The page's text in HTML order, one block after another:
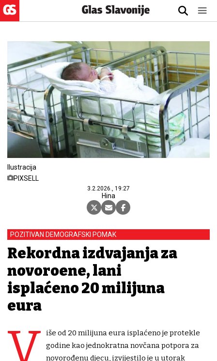
Ilustracija
PIXSELL
3.2.2026., 19:27
Hina
POZITIVAN DEMOGRAFSKI POMAK
Rekordna izdvajanja za
novorođene, lani
isplaćeno 20 milijuna
eura
V
iše od 20 milijuna eura isplaćeno je protekle
godine kao jednokratna novčana potpora za
novorođenu djecu, izvijestilo je u utorak